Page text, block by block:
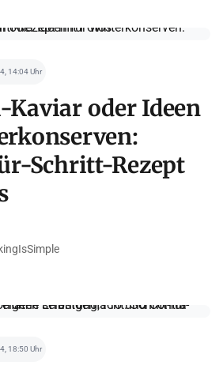
14:04 Uhr
oder Ideen
Schritt-Rezept
18:50 Uhr